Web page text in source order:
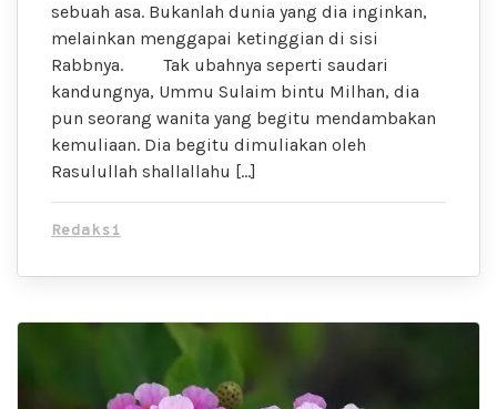
sebuah asa. Bukanlah dunia yang dia inginkan,
melainkan menggapai ketinggian di sisi
Rabbnya. Tak ubahnya seperti saudari
kandungnya, Ummu Sulaim bintu Milhan, dia
pun seorang wanita yang begitu mendambakan
kemuliaan. Dia begitu dimuliakan oleh
Rasulullah shallallahu […]
Redaksi